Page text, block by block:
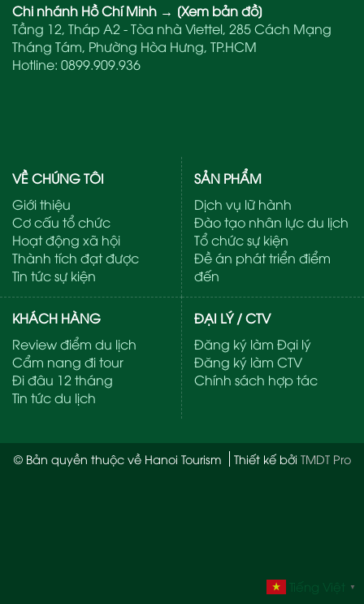
Chi nhánh Hồ Chí Minh → [Xem bản đồ]
Tầng 12, Tháp A2 - Tòa nhà Viettel, 285 Cách Mạng
Tháng Tám, Phường Hòa Hưng, TP.HCM
Hotline: 0899.909.936
VỀ CHÚNG TÔI
Giới thiệu
Cơ cấu tổ chức
Hoạt động xã hội
Thành tích đạt được
Tin tức sự kiện
SẢN PHẨM
Dịch vụ lữ hành
Đào tạo nhân lực du lịch
Tổ chức sự kiện
Đề án phát triển điểm
đến
KHÁCH HÀNG
Review điểm du lịch
Cẩm nang đi tour
Đi đâu 12 tháng
Tin tức du lịch
ĐẠI LÝ / CTV
Đăng ký làm Đại lý
Đăng ký làm CTV
Chính sách hợp tác
© Bản quyền thuộc về Hanoi Tourism Thiết kế bởi TMDT Pro
Tiếng Việt ▼